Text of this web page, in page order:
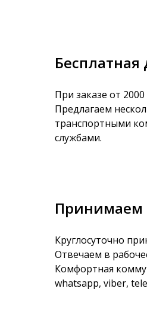
Бесплатная
При заказе от
Предлагаем
транспортными
службами.
Принимаем
Круглосуточно
Отвечаем в
Комфортная
whatsapp, viber,